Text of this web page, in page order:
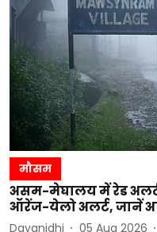
मौसम
असम-मेघालय में रेड अलर्ट,
ऑरेंज-येलो अलर्ट, जानें
Dayanidhi 05 Aug 2026